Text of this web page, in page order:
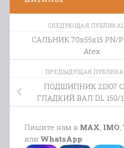
СЛЕДУЮЩАЯ
САЛЬНИК 70х55х15 PN/
Atex
ПРЕДЫДУЩАЯ
ПОДШИПНИК 21307
ГЛАДКИЙ ВАЛ DL 150/
Пишите нам в MAX IMO
или WhatsApp: